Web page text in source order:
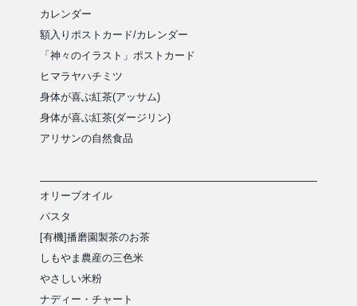
カレンダー
額入りポストカード/カレンダー
「神々のイラスト」ポストカード
ヒマラヤハチミツ
身体が喜ぶ紅茶(アッサム)
身体が喜ぶ紅茶(ダージリン)
アリサンの自然食品
オリーブオイル
パスタ
[有機]播磨園製茶のお茶
しもやま農産の三色米
やさしい米粉
ナディー・チャート